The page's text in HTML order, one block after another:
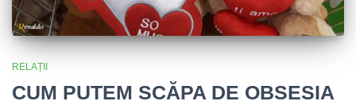
RELAȚII
CUM PUTEM SCĂPA DE OBSESIA